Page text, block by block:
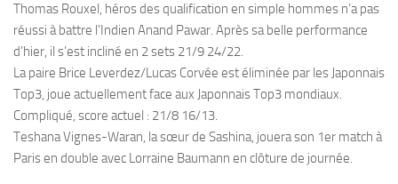
Thomas Rouxel, héros des qualification en simple hommes n’a pas
réussi à battre l’Indien Anand Pawar. Après sa belle performance
d’hier, il s’est incliné en 2 sets 21/9 24/22.
La paire Brice Leverdez/Lucas Corvée est éliminée par les Japonnais
Top3, joue actuellement face aux Japonnais Top3 mondiaux.
Compliqué, score actuel : 21/8 16/13.
Teshana Vignes-Waran, la sœur de Sashina, jouera son 1er match à
Paris en double avec Lorraine Baumann en clôture de journée.